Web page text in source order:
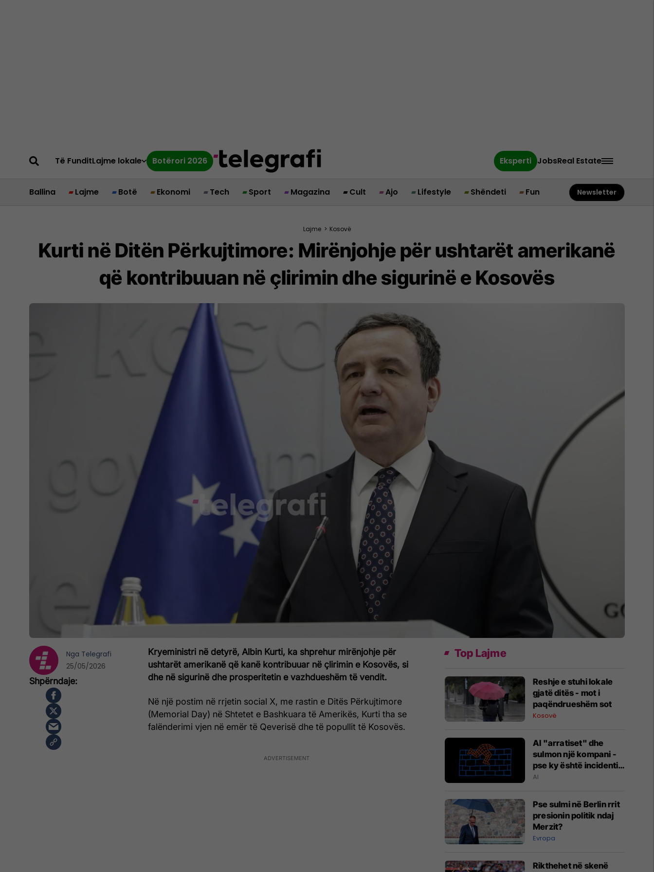
Të FunditLajme lokale Botërori 2026 Eksperti JobsReal Estate
Ballina Lajme Botë Ekonomi Tech Sport Magazina Cult Ajo Lifestyle Shëndeti Fun Newsletter
Lajme > Kosovë
Kurti në Ditën Përkujtimore: Mirënjohje për ushtarët amerikanë
që kontribuuan në çlirimin dhe sigurinë e Kosovës
Kryeministri në detyrë, Albin Kurti, ka shprehur mirënjohje për
ushtarët amerikanë që kanë kontribuuar në çlirimin e Kosovës, si
dhe në sigurinë dhe prosperitetin e vazhdueshëm të vendit.
Në një postim në rrjetin social X, me rastin e Ditës Përkujtimore
(Memorial Day) në Shtetet e Bashkuara të Amerikës, Kurti tha se
falënderimi vjen në emër të Qeverisë dhe të popullit të Kosovës.
Nga Telegrafi
25/05/2026
Top Lajme
Reshje e stuhi lokale
gjatë ditës - mot i
paqëndrueshëm sot
Kosovë
AI "arratiset" dhe
sulmon një kompani -
pse ky është incidenti
më i rrezikshëm me
artificiale?
AI
Pse sulmi në Berlin rrit
presionin politik ndaj
Merzit?
Evropa
Rikthehet në skenë